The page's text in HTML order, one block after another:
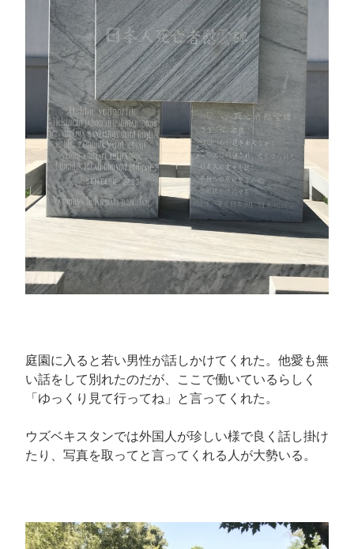
庭園に入ると若い男性が話しかけてくれた。他愛も無
い話をして別れたのだが、ここで働いているらしく
「ゆっくり見て行ってね」と言ってくれた。
ウズベキスタンでは外国人が珍しい様で良く話し掛け
たり、写真を取ってと言ってくれる人が大勢いる。